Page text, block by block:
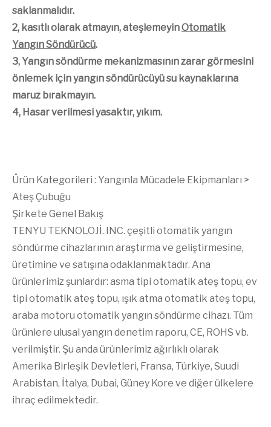
saklanmalıdır.
2, kasıtlı olarak atmayın, ateşlemeyinOtomatik
Yangın Söndürücü.
3, Yangın söndürme mekanizmasının zarar görmesini
önlemek için yangın söndürücüyü su kaynaklarına
maruz bırakmayın.
4, Hasar verilmesi yasaktır, yıkım.
Ürün Kategorileri : Yangınla Mücadele Ekipmanları >
Ateş Çubuğu
Şirkete Genel Bakış
TENYU TEKNOLOJİ. INC. çeşitli otomatik yangın
söndürme cihazlarının araştırma ve geliştirmesine,
üretimine ve satışına odaklanmaktadır. Ana
ürünlerimiz şunlardır: asma tipi otomatik ateş topu, ev
tipi otomatik ateş topu, ışık atma otomatik ateş topu,
araba motoru otomatik yangın söndürme cihazı. Tüm
ürünlere ulusal yangın denetim raporu, CE, ROHS vb.
verilmiştir. Şu anda ürünlerimiz ağırlıklı olarak
Amerika Birleşik Devletleri, Fransa, Türkiye, Suudi
Arabistan, İtalya, Dubai, Güney Kore ve diğer ülkelere
ihraç edilmektedir.